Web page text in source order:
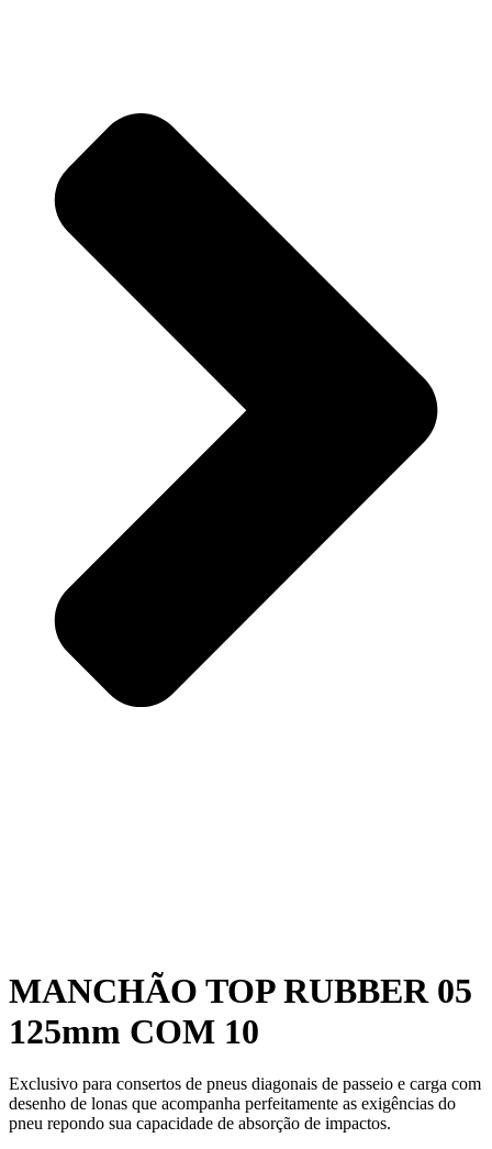
MANCHÃO TOP RUBBER 05
125mm COM 10
Exclusivo para consertos de pneus diagonais de passeio e carga com
desenho de lonas que acompanha perfeitamente as exigências do
pneu repondo sua capacidade de absorção de impactos.